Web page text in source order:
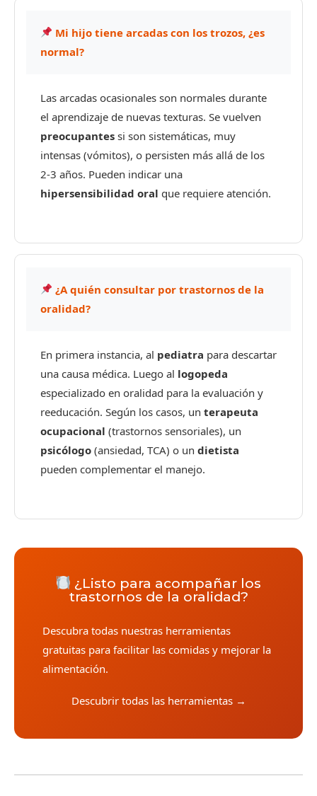
Mi hijo tiene arcadas con los trozos, ¿es
normal?
Las arcadas ocasionales son normales durante
el aprendizaje de nuevas texturas. Se vuelven
preocupantes si son sistemáticas, muy
intensas (vómitos), o persisten más allá de los
2-3 años. Pueden indicar una
hipersensibilidad oral que requiere atención.
¿A quién consultar por trastornos de la
oralidad?
En primera instancia, al pediatra para descartar
una causa médica. Luego al logopeda
especializado en oralidad para la evaluación y
reeducación. Según los casos, un terapeuta
ocupacional (trastornos sensoriales), un
psicólogo (ansiedad, TCA) o un dietista
pueden complementar el manejo.
¿Listo para acompañar los
trastornos de la oralidad?
Descubra todas nuestras herramientas
gratuitas para facilitar las comidas y mejorar la
alimentación.
Descubrir todas las herramientas →